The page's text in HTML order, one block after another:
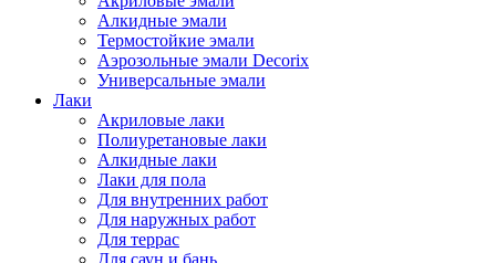
Алкидные эмали
Термостойкие эмали
Аэрозольные эмали Decorix
Универсальные эмали
Лаки
Акриловые лаки
Полиуретановые лаки
Алкидные лаки
Лаки для пола
Для внутренних работ
Для наружных работ
Для террас
Для саун и бань